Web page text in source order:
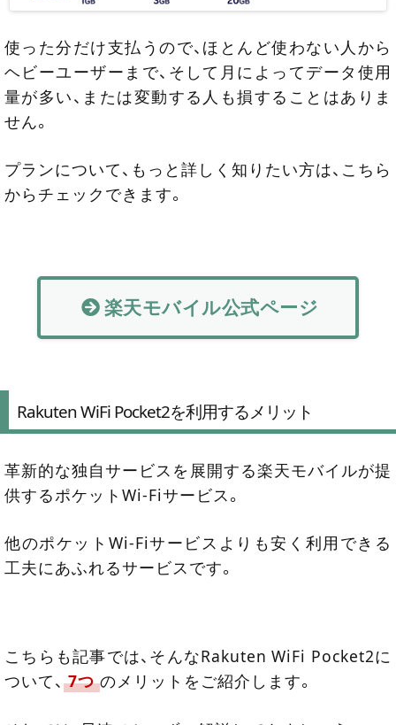
使った分だけ支払うので、ほとんど使わない人から
ヘビーユーザーまで、そして月によってデータ使用
量が多い、または変動する人も損することはありま
せん。
プランについて、もっと詳しく知りたい方は、こちら
からチェックできます。
楽天モバイル公式ページ
Rakuten WiFi Pocket2を利用するメリット
革新的な独自サービスを展開する楽天モバイルが提
供するポケットWi-Fiサービス。
他のポケットWi-Fiサービスよりも安く利用できる
工夫にあふれるサービスです。
こちらも記事では、そんなRakuten WiFi Pocket2に
ついて、 7つ のメリットをご紹介します。